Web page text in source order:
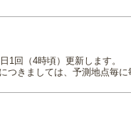
1回（4時頃）更新します。
きましては、予測地点毎に